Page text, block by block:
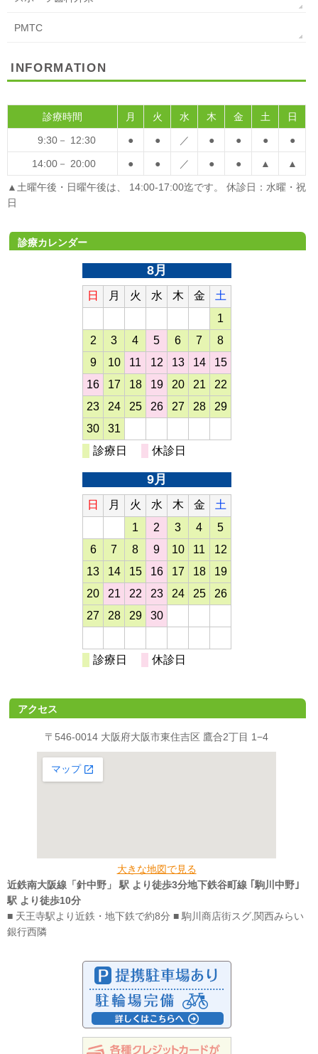
PMTC
INFORMATION
診療時間 月 火 水 木 金 土 日
9:30－ 12:30 ● ● ／ ● ● ● ●
14:00－ 20:00 ● ● ／ ● ● ▲ ▲
▲土曜午後・日曜午後は、 14:00-17:00迄です。 休診日：水曜・祝
日
診療カレンダー
アクセス
〒546-0014 大阪府大阪市東住吉区 鷹合2丁目 1−4
大きな地図で見る
近鉄南大阪線「針中野」 駅 より徒歩3分地下鉄谷町線 ｢駒川中野｣
駅 より徒歩10分
■ 天王寺駅より近鉄・地下鉄で約8分 ■ 駒川商店街スグ,関西みらい
銀行西隣